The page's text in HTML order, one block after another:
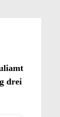
drei